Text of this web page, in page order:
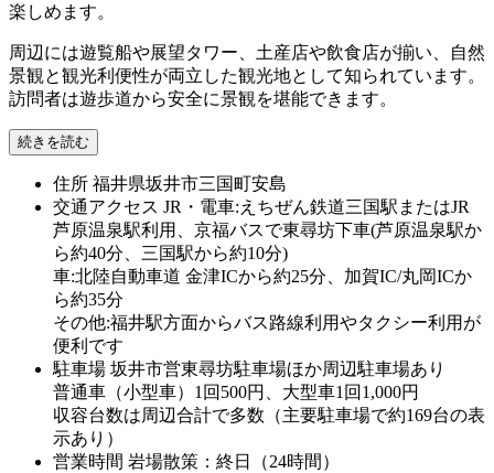
楽しめます。
周辺には遊覧船や展望タワー、土産店や飲食店が揃い、自然
景観と観光利便性が両立した観光地として知られています。
訪問者は遊歩道から安全に景観を堪能できます。
続きを読む
住所 福井県坂井市三国町安島
交通アクセス JR・電車:えちぜん鉄道三国駅またはJR
芦原温泉駅利用、京福バスで東尋坊下車(芦原温泉駅か
ら約40分、三国駅から約10分)
車:北陸自動車道 金津ICから約25分、加賀IC/丸岡ICか
ら約35分
その他:福井駅方面からバス路線利用やタクシー利用が
便利です
駐車場 坂井市営東尋坊駐車場ほか周辺駐車場あり
普通車（小型車）1回500円、大型車1回1,000円
収容台数は周辺合計で多数（主要駐車場で約169台の表
示あり）
営業時間 岩場散策：終日（24時間）